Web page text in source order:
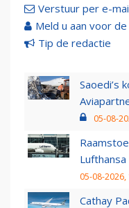
Verstuur per e-
Meld u aan voor
Tip de redactie
Saoedi’s
05-08-
05-08-2026,
Cathay